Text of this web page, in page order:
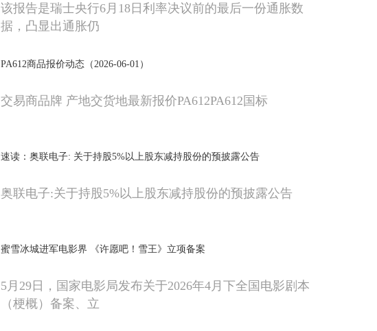
该报告是瑞士央行6月18日利率决议前的最后一份通胀数
据，凸显出通胀仍
PA612商品报价动态（2026-06-01）
交易商品牌 产地交货地最新报价PA612PA612国标
速读：奥联电子: 关于持股5%以上股东减持股份的预披露公告
奥联电子:关于持股5%以上股东减持股份的预披露公告
蜜雪冰城进军电影界 《许愿吧！雪王》立项备案
5月29日，国家电影局发布关于2026年4月下全国电影剧本
（梗概）备案、立